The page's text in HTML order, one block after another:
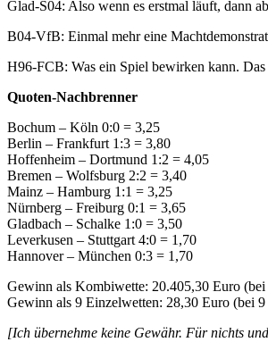
Glad-S04: Also wenn es erstmal läuft, dann
B04-VfB: Einmal mehr eine
H96-FCB: Was ein Spiel bewirken kann.
Quoten-Nachbrenner
Bochum – Köln 0:0 = 3,25
Berlin – Frankfurt 1:3 = 3,80
Hoffenheim – Dortmund 1:2 = 4,05
Bremen – Wolfsburg 2:2 = 3,40
Mainz – Hamburg 1:1 = 3,25
Nürnberg – Freiburg 0:1 = 3,65
Gladbach – Schalke 1:0 = 3,50
Leverkusen – Stuttgart 4:0 = 1,70
Hannover – München 0:3 = 1,70
Gewinn als Kombiwette: 20.405,30 Euro
Gewinn als 9 Einzelwetten: 28,30 Euro (bei
[Ich übernehme keine Gewähr. Für nichts